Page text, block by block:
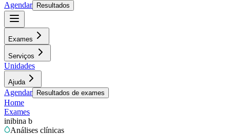
Agendar
Resultados
Exames
Serviços
Unidades
Ajuda
Agendar Resultados de exames
Home
Exames
inibina b
Análises clínicas